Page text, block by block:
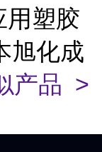
用塑胶
旭化成
产品 >